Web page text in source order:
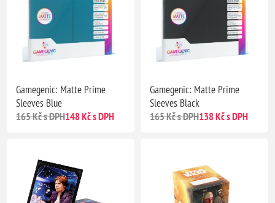
Gamegenic: Matte Prime
Sleeves Blue
165 Kč s DPH148 Kč s DPH
Gamegenic: Matte Prime
Sleeves Black
165 Kč s DPH138 Kč s DPH